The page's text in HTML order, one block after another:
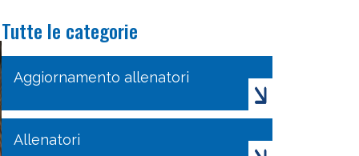
Tutte le categorie
Aggiornamento allenatori
Allenatori